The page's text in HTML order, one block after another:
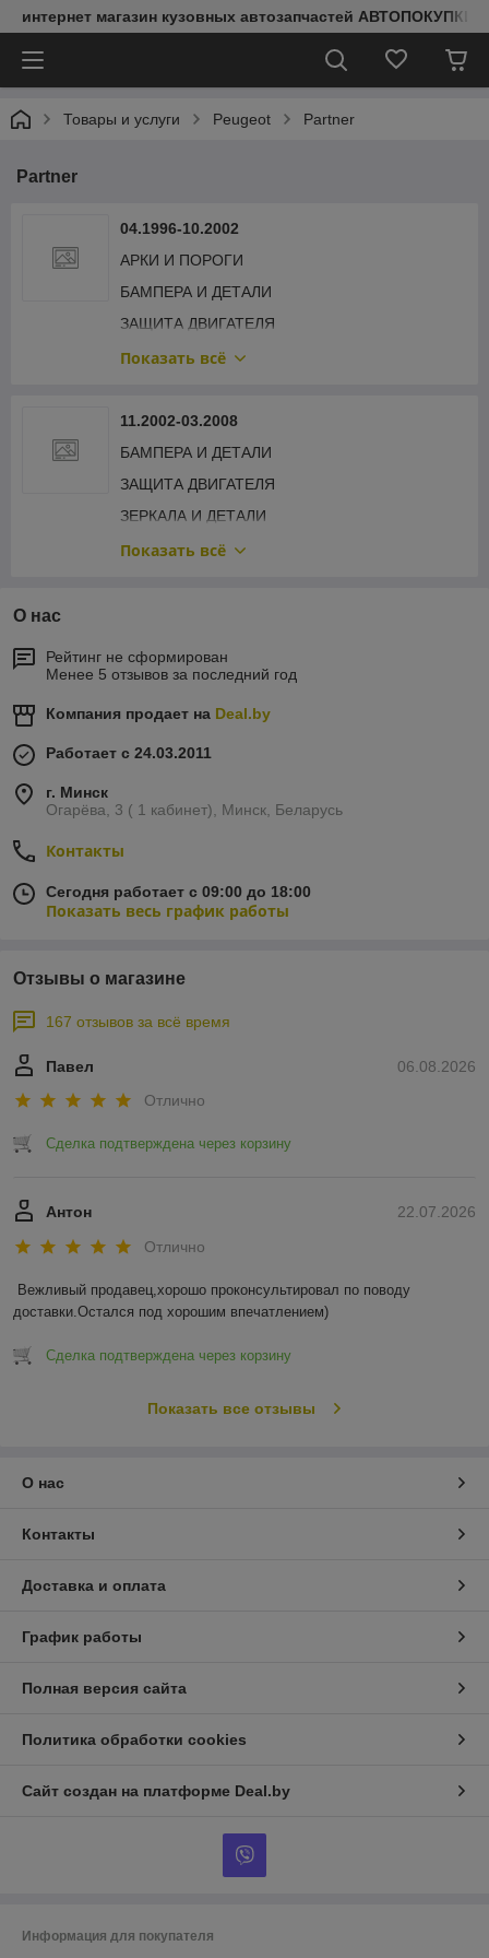
интернет магазин кузовных автозапчастей АВТОПОКУПКИ
Товары и услуги Peugeot Partner
Partner
04.1996-10.2002
АРКИ И ПОРОГИ
БАМПЕРА И ДЕТАЛИ
ЗАЩИТА ДВИГАТЕЛЯ
ЗЕРКАЛА И ДЕТАЛИ
КРЫЛЬЯ И ДЕТАЛИ
ОБЛИЦОВКА РАДИАТОРА
ОПТИКА ПЕРЕДНЯЯ
ПЕРЕДНЯЯ РАМА
ПОДКРЫЛКИ
Показать всё
11.2002-03.2008
БАМПЕРА И ДЕТАЛИ
ЗАЩИТА ДВИГАТЕЛЯ
ЗЕРКАЛА И ДЕТАЛИ
КАПОТ И ДЕТАЛИ
ПЕРЕДНЯЯ РАМА
Показать всё
О нас
Рейтинг не сформирован
Менее 5 отзывов за последний год
Компания продает на Deal.by
Работает с 24.03.2011
г. Минск
Огарёва, 3 ( 1 кабинет), Минск, Беларусь
Контакты
Сегодня работает с 09:00 до 18:00
Показать весь график работы
Отзывы о магазине
167 отзывов за всё время
06.08.2026
Павел
Отлично
Сделка подтверждена через корзину
22.07.2026
Антон
Отлично
Вежливый продавец,хорошо проконсультировал по поводу
доставки.Остался под хорошим впечатлением)
Сделка подтверждена через корзину
Показать все отзывы
О нас
Контакты
Доставка и оплата
График работы
Полная версия сайта
Политика обработки cookies
Сайт создан на платформе Deal.by
Информация для покупателя